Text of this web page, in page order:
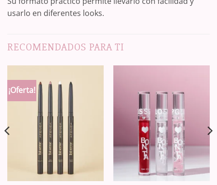
usarlo en diferentes looks.
RECOMENDADOS PARA TI
¡Oferta!